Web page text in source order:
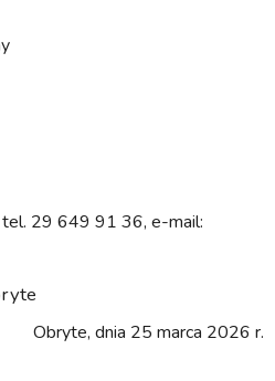
tel. 29 649 91 36, e-mail:
Obryte, dnia 25 marca 2026 r.